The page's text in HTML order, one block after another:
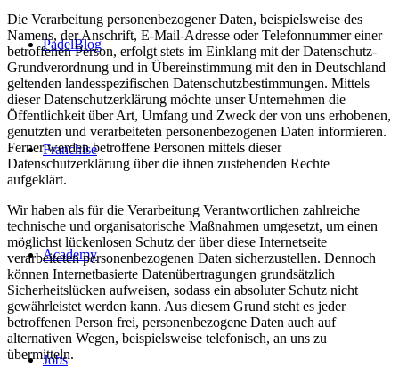
PadelBlog
Franchise
Academy
Jobs
Die Verarbeitung personenbezogener Daten, beispielsweise des
Namens, der Anschrift, E-Mail-Adresse oder Telefonnummer einer
betroffenen Person, erfolgt stets im Einklang mit der Datenschutz-
Grundverordnung und in Übereinstimmung mit den in Deutschland
geltenden landesspezifischen Datenschutzbestimmungen. Mittels
dieser Datenschutzerklärung möchte unser Unternehmen die
Öffentlichkeit über Art, Umfang und Zweck der von uns erhobenen,
genutzten und verarbeiteten personenbezogenen Daten informieren.
Ferner werden betroffene Personen mittels dieser
Datenschutzerklärung über die ihnen zustehenden Rechte
aufgeklärt.
Wir haben als für die Verarbeitung Verantwortlichen zahlreiche
technische und organisatorische Maßnahmen umgesetzt, um einen
möglichst lückenlosen Schutz der über diese Internetseite
verarbeiteten personenbezogenen Daten sicherzustellen. Dennoch
können Internetbasierte Datenübertragungen grundsätzlich
Sicherheitslücken aufweisen, sodass ein absoluter Schutz nicht
gewährleistet werden kann. Aus diesem Grund steht es jeder
betroffenen Person frei, personenbezogene Daten auch auf
alternativen Wegen, beispielsweise telefonisch, an uns zu
übermitteln.